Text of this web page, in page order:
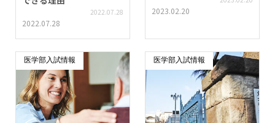
2022.07.28
2022.07.28
2023.02.20
医学部入試情報 医学部入試情報